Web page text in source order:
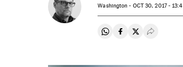
Washington - OCT30, 2017 -
Compartir en Whatsapp
Compartir en
Compartir en